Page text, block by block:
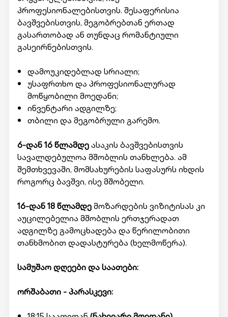
პროფესიონალებისთვის. შესაფერისია
ბავშვებისთვის, მეგობრებთან ერთად
გასართობად ან თუნდაც რომანტიული
გასეირნებისთვის.
დამოუკიდებლად სრიალი;
უსაფრთხო და პროფესიონალურად
მოწყობილი მოედანი;
ინვენტარი ადგილზე;
თბილი და მეგობრული გარემო.
6-დან 16 წლამდეასაკის ბავშვებისთვის
სავალდებულოა მშობლის თანხლება. ამ
შემთხვევაში, მომსახურების საფასურს იხდის
როგორც ბავშვი, ისე მშობელი.
16-დან 18 წლამდემოზარდების ვიზიტისას კი
აუცილებელია მშობლის ერთჯერადათ
ადგილზე გამოცხადება და წერილობითი
თანხმობით დადასტურება (ხელმოწერა).
სამუშაო დღეები და საათები:
ორშაბათი - პარასკევი: